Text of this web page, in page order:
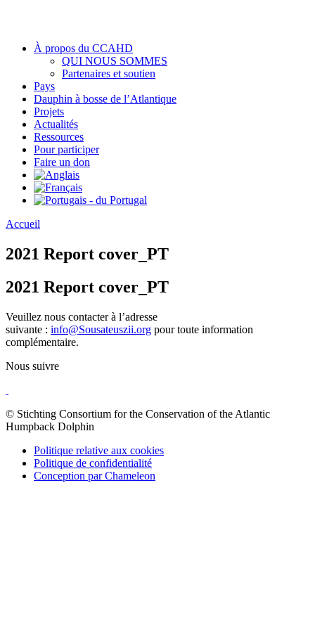
À propos du CCAHD
QUI NOUS SOMMES
Partenaires et soutien
Pays
Dauphin à bosse de l’Atlantique
Projets
Actualités
Ressources
Pour participer
Faire un don
Accueil
2021 Report cover_PT
2021 Report cover_PT
Veuillez nous contacter à l’adresse
suivante : info@Sousateuszii.org pour toute information
complémentaire.
Nous suivre
© Stichting Consortium for the Conservation of the Atlantic
Humpback Dolphin
Politique relative aux cookies
Politique de confidentialité
Conception par Chameleon